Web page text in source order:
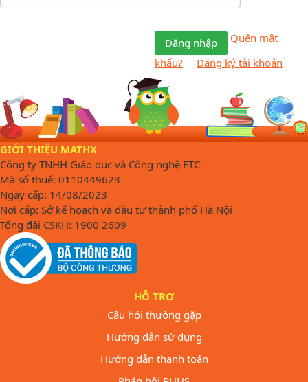
Đăng nhập
Quên mật
khẩu?
Đăng ký tài khoản
GIỚI THIỆU MATHX
Công ty TNHH Giáo dục và Công nghệ ETC
Mã số thuế: 0110449623
Ngày cấp: 14/08/2023
Nơi cấp: Sở kế hoạch và đầu tư thành phố Hà Nội
Tổng đài CSKH: 1900 2609
HỖ TRỢ
Câu hỏi thường gặp
Hướng dẫn sử dụng
Hướng dẫn thanh toán